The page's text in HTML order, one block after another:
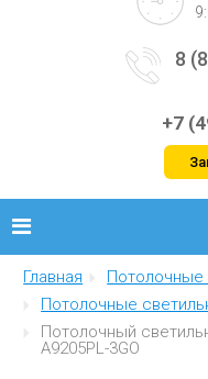
8
+7
Люстры
Бра
Главная
Потолочные
Потолочные
Потолочный
A9205PL-3GO